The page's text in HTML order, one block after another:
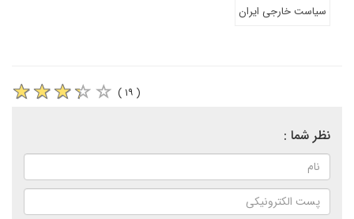
سیاست خارجی ایران
( ۱۹ )
نظر شما :